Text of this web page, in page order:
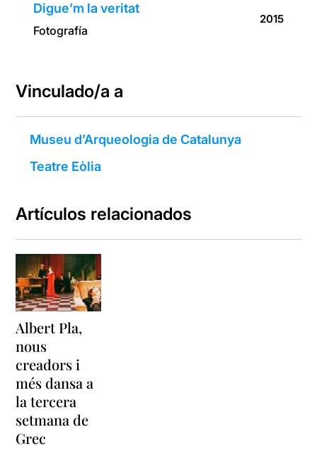
Digue’m la veritat
Fotografía
2015
Vinculado/a a
Museu d’Arqueologia de Catalunya
Teatre Eòlia
Artículos relacionados
Albert Pla,
nous
creadors i
més dansa a
la tercera
setmana de
Grec